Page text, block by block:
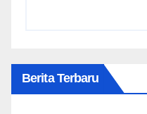
Berita Terbaru